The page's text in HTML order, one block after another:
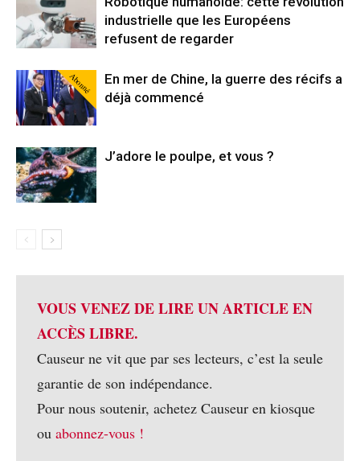
industrielle que les Européens
refusent de regarder
Abonné
En mer de Chine, la guerre des récifs a
déjà commencé
J’adore le poulpe, et vous ?
VOUS VENEZ DE LIRE UN ARTICLE EN
ACCÈS LIBRE.
Causeur ne vit que par ses lecteurs, c’est la seule
garantie de son indépendance.
Pour nous soutenir, achetez Causeur en kiosque
ou abonnez-vous !